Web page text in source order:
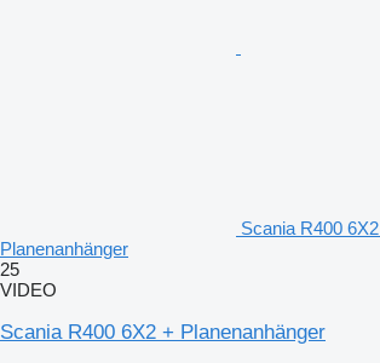
Scania R400
Planenanhänger
25
VIDEO
Scania R400 6X2 + Planenanhänger